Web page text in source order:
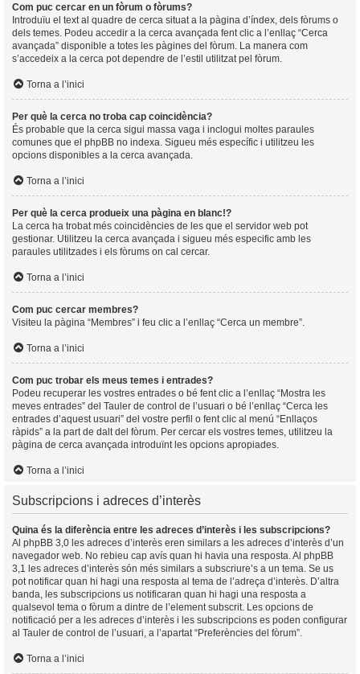
Com puc cercar en un fòrum o fòrums?
Introduïu el text al quadre de cerca situat a la pàgina d’índex, dels fòrums o
dels temes. Podeu accedir a la cerca avançada fent clic a l’enllaç “Cerca
avançada” disponible a totes les pàgines del fòrum. La manera com
s’accedeix a la cerca pot dependre de l’estil utilitzat pel fòrum.
Torna a l’inici
Per què la cerca no troba cap coincidència?
És probable que la cerca sigui massa vaga i inclogui moltes paraules
comunes que el phpBB no indexa. Sigueu més específic i utilitzeu les
opcions disponibles a la cerca avançada.
Torna a l’inici
Per què la cerca produeix una pàgina en blanc!?
La cerca ha trobat més coincidències de les que el servidor web pot
gestionar. Utilitzeu la cerca avançada i sigueu més especific amb les
paraules utilitzades i els fòrums on cal cercar.
Torna a l’inici
Com puc cercar membres?
Visiteu la pàgina “Membres” i feu clic a l’enllaç “Cerca un membre”.
Torna a l’inici
Com puc trobar els meus temes i entrades?
Podeu recuperar les vostres entrades o bé fent clic a l’enllaç “Mostra les
meves entrades” del Tauler de control de l’usuari o bé l’enllaç “Cerca les
entrades d’aquest usuari” del vostre perfil o fent clic al menú “Enllaços
ràpids” a la part de dalt del fòrum. Per cercar els vostres temes, utilitzeu la
pàgina de cerca avançada introduïnt les opcions apropiades.
Torna a l’inici
Subscripcions i adreces d’interès
Quina és la diferència entre les adreces d’interès i les subscripcions?
Al phpBB 3,0 les adreces d’interès eren similars a les adreces d’interès d’un
navegador web. No rebieu cap avís quan hi havia una resposta. Al phpBB
3,1 les adreces d’interès són més similars a subscriure’s a un tema. Se us
pot notificar quan hi hagi una resposta al tema de l’adreça d’interès. D’altra
banda, les subscripcions us notificaran quan hi hagi una resposta a
qualsevol tema o fòrum a dintre de l’element subscrit. Les opcions de
notificació per a les adreces d’interès i les subscripcions es poden configurar
al Tauler de control de l’usuari, a l’apartat “Preferències del fòrum”.
Torna a l’inici